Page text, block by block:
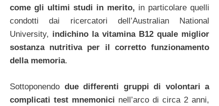
come gli ultimi studi in merito, in particolare quelli
condotti dai ricercatori dell’Australian National
University, indichino la vitamina B12 quale miglior
sostanza nutritiva per il corretto funzionamento
della memoria.
Sottoponendo due differenti gruppi di volontari a
complicati test mnemonici nell’arco di circa 2 anni,